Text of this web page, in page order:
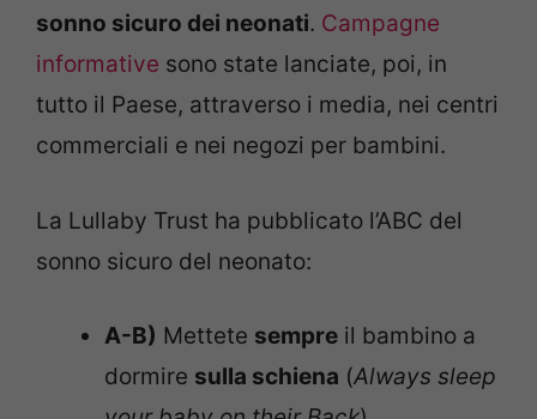
sonno sicuro dei neonati. Campagne
informative sono state lanciate, poi, in
tutto il Paese, attraverso i media, nei centri
commerciali e nei negozi per bambini.
La Lullaby Trust ha pubblicato l’ABC del
sonno sicuro del neonato:
A-B) Mettete sempre il bambino a
dormire sulla schiena (Always sleep